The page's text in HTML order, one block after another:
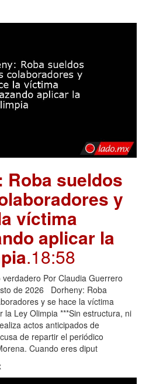
Roba sueldos
y
víctima
aplicar la
.18:58
Por Claudia Guerrero
de 2026 Dorheny: Roba
y se hace la víctima
la Ley Olimpia ***Sin estructura, ni
actos anticipados de
de repartir el periódico
Cuando eres diput